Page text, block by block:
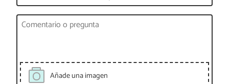
Añade una imagen